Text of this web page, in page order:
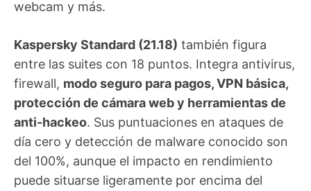
webcam y más.
Kaspersky Standard (21.18) también figura
entre las suites con 18 puntos. Integra antivirus,
firewall, modo seguro para pagos, VPN básica,
protección de cámara web y herramientas de
anti-hackeo. Sus puntuaciones en ataques de
día cero y detección de malware conocido son
del 100%, aunque el impacto en rendimiento
puede situarse ligeramente por encima del